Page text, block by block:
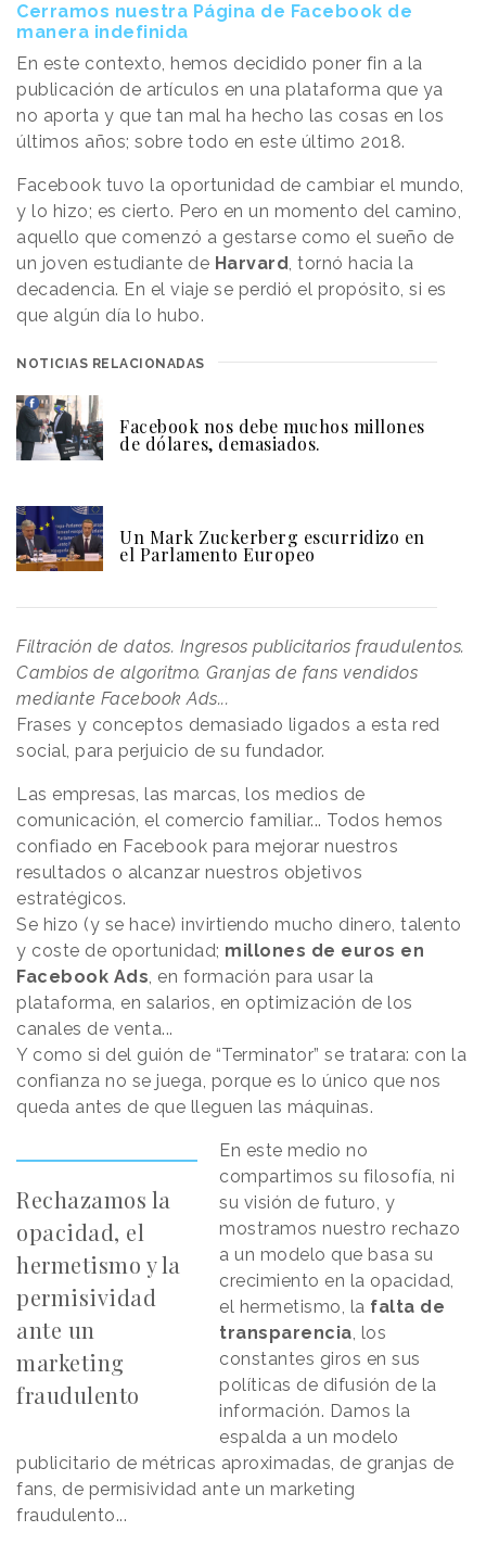
Cerramos nuestra Página de Facebook de
manera indefinida
En este contexto, hemos decidido poner fin a la
publicación de artículos en una plataforma que ya
no aporta y que tan mal ha hecho las cosas en los
últimos años; sobre todo en este último 2018.
Facebook tuvo la oportunidad de cambiar el mundo,
y lo hizo; es cierto. Pero en un momento del camino,
aquello que comenzó a gestarse como el sueño de
un joven estudiante de Harvard, tornó hacia la
decadencia. En el viaje se perdió el propósito, si es
que algún día lo hubo.
NOTICIAS RELACIONADAS
Facebook nos debe muchos millones
de dólares, demasiados.
Un Mark Zuckerberg escurridizo en
el Parlamento Europeo
Filtración de datos. Ingresos publicitarios fraudulentos.
Cambios de algoritmo. Granjas de fans vendidos
mediante Facebook Ads...
Frases y conceptos demasiado ligados a esta red
social, para perjuicio de su fundador.
Las empresas, las marcas, los medios de
comunicación, el comercio familiar... Todos hemos
confiado en Facebook para mejorar nuestros
resultados o alcanzar nuestros objetivos
estratégicos.
Se hizo (y se hace) invirtiendo mucho dinero, talento
y coste de oportunidad; millones de euros en
Facebook Ads, en formación para usar la
plataforma, en salarios, en optimización de los
canales de venta...
Y como si del guión de “Terminator” se tratara: con la
confianza no se juega, porque es lo único que nos
queda antes de que lleguen las máquinas.
Rechazamos la
opacidad, el
hermetismo y la
permisividad
ante un
marketing
fraudulento
En este medio no
compartimos su filosofía, ni
su visión de futuro, y
mostramos nuestro rechazo
a un modelo que basa su
crecimiento en la opacidad,
el hermetismo, la falta de
transparencia, los
constantes giros en sus
políticas de difusión de la
información. Damos la
espalda a un modelo
publicitario de métricas aproximadas, de granjas de
fans, de permisividad ante un marketing
fraudulento...